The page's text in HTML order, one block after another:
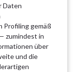
Daten
Profiling gemäß
zumindest in
über
und die